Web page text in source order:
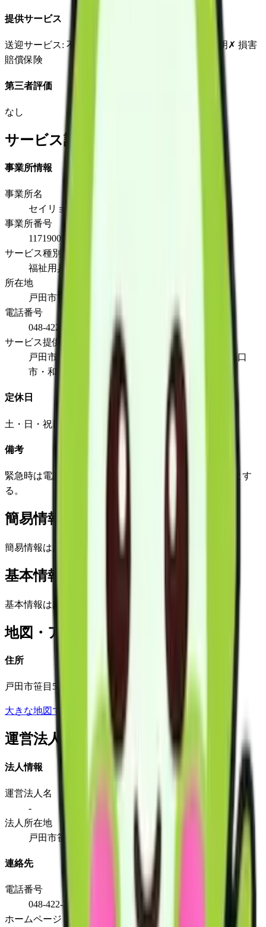
提供サービス
送迎サービス: 不明 : 不明 ✗ 損害
賠償保険
第三者評価
なし
サービス詳細
事業所情報
事業所名
セイリョウ
事業所番号
1171900952
サービス種別
福祉用具販売
所在地
戸田市笹目5丁目13番地の5
電話番号
048-422-3464
サービス提供地域
戸田市・蕨市・朝霞市・さいたま市（全区）・川口
市・和光市・北区・豊島区・板橋区・練馬区
定休日
土・日・祝日・年末年始
備考
緊急時は電話等により２４時間常時連絡が可能な体制とす
る。
簡易情報
簡易情報はありません
基本情報(詳細)
基本情報はありません
地図・アクセス
住所
戸田市笹目5丁目13番地の5
大きな地図で見る
運営法人
法人情報
運営法人名
-
法人所在地
戸田市笹目5丁目13番地の5
連絡先
電話番号
048-422-3464
ホームページ